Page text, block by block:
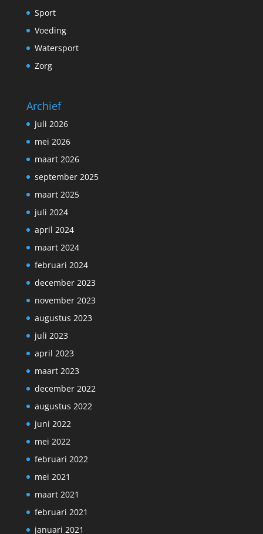
Sport
Voeding
Watersport
Zorg
Archief
juli 2026
mei 2026
maart 2026
september 2025
maart 2025
juli 2024
april 2024
maart 2024
februari 2024
december 2023
november 2023
augustus 2023
juli 2023
april 2023
maart 2023
december 2022
augustus 2022
juni 2022
mei 2022
februari 2022
mei 2021
maart 2021
februari 2021
januari 2021